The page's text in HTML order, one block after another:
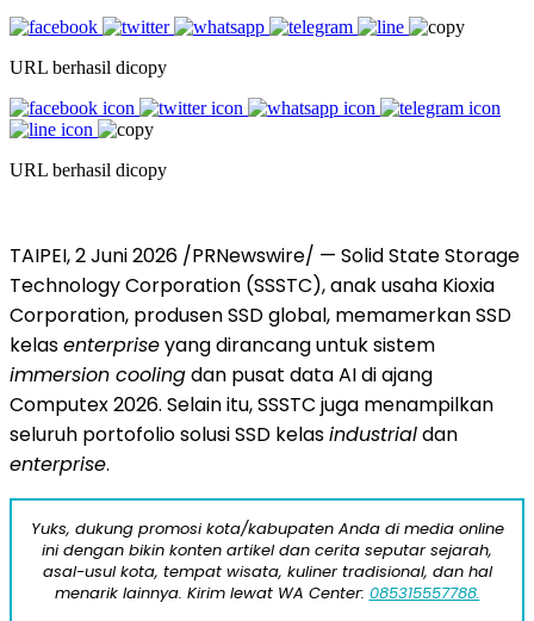
URL berhasil dicopy
URL berhasil dicopy
TAIPEI, 2 Juni 2026 /PRNewswire/ — Solid State Storage
Technology Corporation (SSSTC), anak usaha Kioxia
Corporation, produsen SSD global, memamerkan SSD
kelasenterpriseyang dirancang untuk sistem
immersion coolingdan pusat data AI di ajang
Computex 2026. Selain itu, SSSTC juga menampilkan
seluruh portofolio solusi SSD kelasindustrialdan
enterprise.
Yuks, dukung promosi kota/kabupaten Anda di media online
ini dengan bikin konten artikel dan cerita seputar sejarah,
asal-usul kota, tempat wisata, kuliner tradisional, dan hal
menarik lainnya. Kirim lewat WA Center: 085315557788.